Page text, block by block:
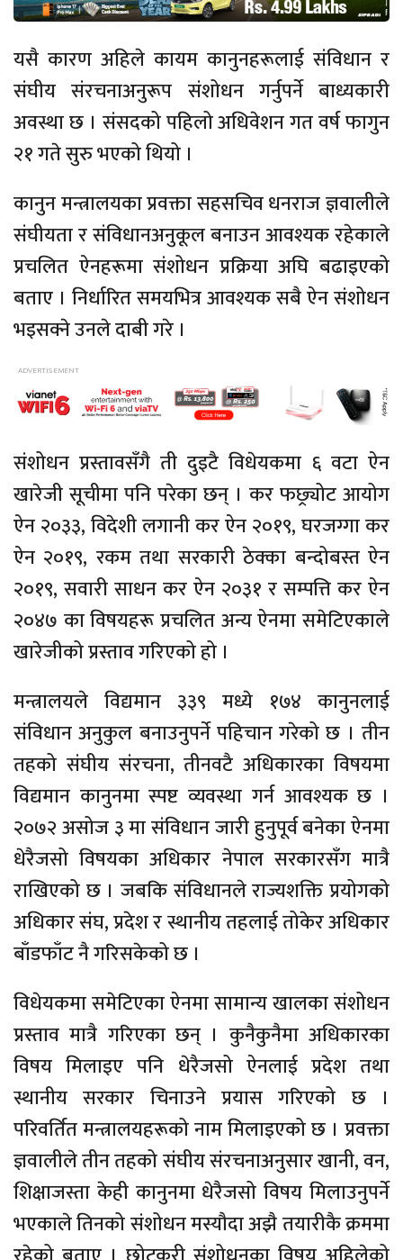
यसै कारण अहिले कायम कानुनहरूलाई संविधान र
संघीय संरचनाअनुरूप संशोधन गर्नुपर्ने बाध्यकारी
अवस्था छ । संसदको पहिलो अधिवेशन गत वर्ष फागुन
२१ गते सुरु भएको थियो ।
कानुन मन्त्रालयका प्रवक्ता सहसचिव धनराज ज्ञवालीले
संघीयता र संविधानअनुकूल बनाउन आवश्यक रहेकाले
प्रचलित ऐनहरूमा संशोधन प्रक्रिया अघि बढाइएको
बताए । निर्धारित समयभित्र आवश्यक सबै ऐन संशोधन
भइसक्ने उनले दाबी गरे ।
संशोधन प्रस्तावसँगै ती दुइटै विधेयकमा ६ वटा ऐन
खारेजी सूचीमा पनि परेका छन् । कर फछ्र्योट आयोग
ऐन २०३३, विदेशी लगानी कर ऐन २०१९, घरजग्गा कर
ऐन २०१९, रकम तथा सरकारी ठेक्का बन्दोबस्त ऐन
२०१९, सवारी साधन कर ऐन २०३१ र सम्पत्ति कर ऐन
२०४७ का विषयहरू प्रचलित अन्य ऐनमा समेटिएकाले
खारेजीको प्रस्ताव गरिएको हो ।
मन्त्रालयले विद्यमान ३३९ मध्ये १७४ कानुनलाई
संविधान अनुकुल बनाउनुपर्ने पहिचान गरेको छ । तीन
तहको संघीय संरचना, तीनवटै अधिकारका विषयमा
विद्यमान कानुनमा स्पष्ट व्यवस्था गर्न आवश्यक छ ।
२०७२ असोज ३ मा संविधान जारी हुनुपूर्व बनेका ऐनमा
धेरैजसो विषयका अधिकार नेपाल सरकारसँग मात्रै
राखिएको छ । जबकि संविधानले राज्यशक्ति प्रयोगको
अधिकार संघ, प्रदेश र स्थानीय तहलाई तोकेर अधिकार
बाँडफाँट नै गरिसकेको छ ।
विधेयकमा समेटिएका ऐनमा सामान्य खालका संशोधन
प्रस्ताव मात्रै गरिएका छन् । कुनैकुनैमा अधिकारका
विषय मिलाइए पनि धेरैजसो ऐनलाई प्रदेश तथा
स्थानीय सरकार चिनाउने प्रयास गरिएको छ ।
परिवर्तित मन्त्रालयहरूको नाम मिलाइएको छ । प्रवक्ता
ज्ञवालीले तीन तहको संघीय संरचनाअनुसार खानी, वन,
शिक्षाजस्ता केही कानुनमा धेरैजसो विषय मिलाउनुपर्ने
भएकाले तिनको संशोधन मस्यौदा अझै तयारीकै क्रममा